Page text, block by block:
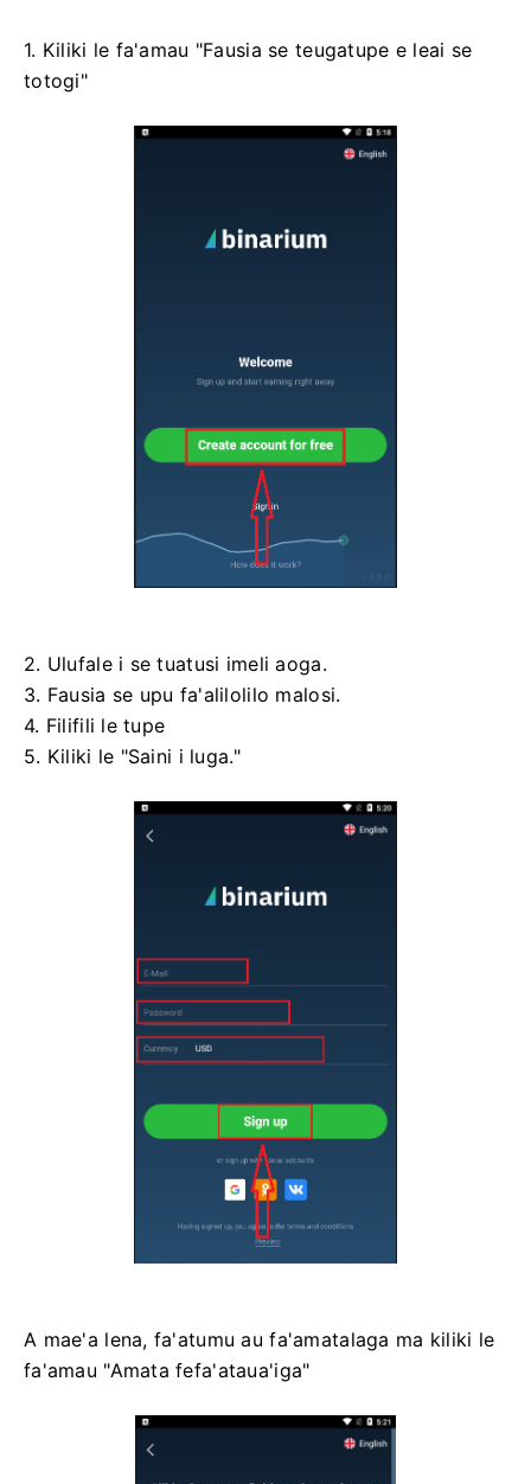
1. Kiliki le fa'amau "Fausia se teugatupe e leai se
totogi"
2. Ulufale i se tuatusi imeli aoga.
3. Fausia se upu fa'alilolilo malosi.
4. Filifili le tupe
5. Kiliki le "Saini i luga."
A mae'a lena, fa'atumu au fa'amatalaga ma kiliki le
fa'amau "Amata fefa'ataua'iga"